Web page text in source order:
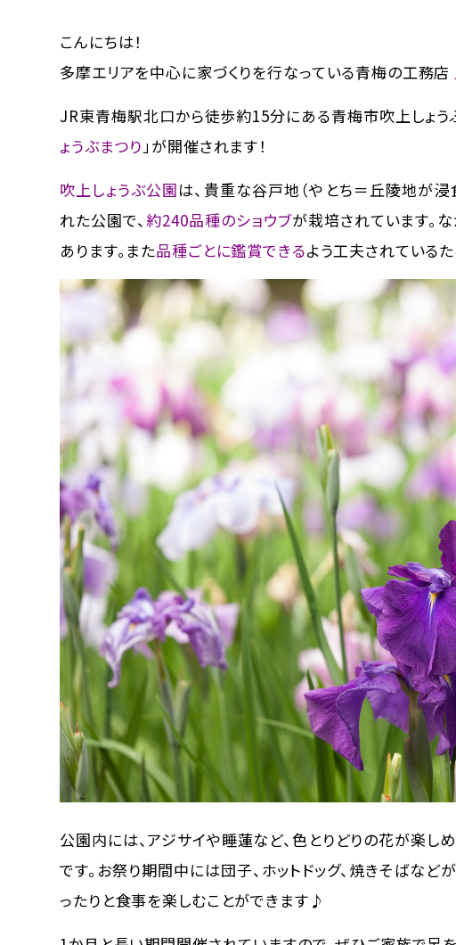
こんにちは！
多摩エリアを中心に家づくりを行なっている青梅の工務店
JR東青梅駅北口から徒歩約15分にある青梅市吹上しょう
ょうぶまつり」が開催されます！
吹上しょうぶ公園は、貴重な谷戸地（やとち＝丘陵地が
れた公園で、 約240品種のショウブが栽培されています。
あります。また品種ごとに鑑賞できるよう工夫されているた
公園内には、アジサイや睡蓮など、色とりどりの花が楽しめ
です。お祭り期間中には団子、ホットドッグ、焼きそばな
ったりと食事を楽しむことができます♪